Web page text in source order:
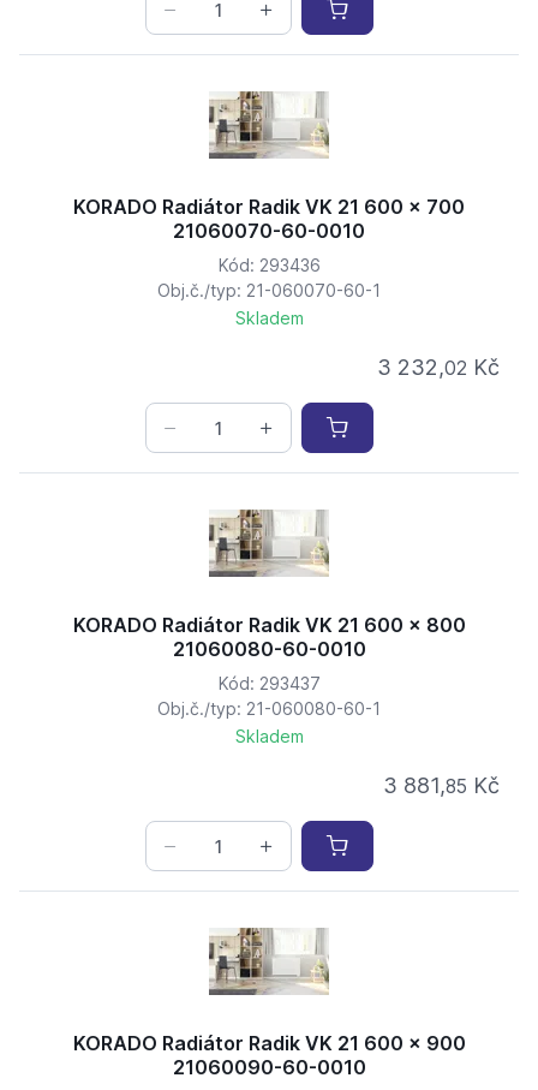
KORADO Radiátor Radik VK 21 600 x 700
21060070-60-0010
Kód: 293436
Obj.č./typ: 21-060070-60-1
Skladem
3 232,02 Kč
KORADO Radiátor Radik VK 21 600 x 800
21060080-60-0010
Kód: 293437
Obj.č./typ: 21-060080-60-1
Skladem
3 881,85 Kč
KORADO Radiátor Radik VK 21 600 x 900
21060090-60-0010